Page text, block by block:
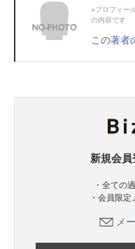
※プロフィー
の内容です
この著者
新規会員
・全ての
・会員限
メ